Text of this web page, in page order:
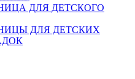
ДЛЯ ДЕТСКОГО
ДЛЯ ДЕТСКИХ